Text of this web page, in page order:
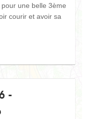
une belle 3ème
courir et avoir sa
-